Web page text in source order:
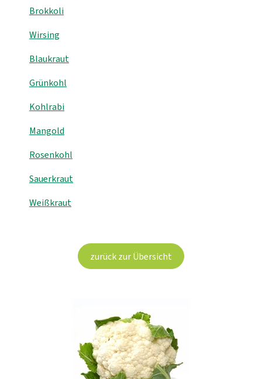
Kühltheke
GrüneWelt Bäckerei
Brokkoli
Wirsing
Blaukraut
Grünkohl
Kohlrabi
Mangold
Rosenkohl
Sauerkraut
Weißkraut
zurück zur Übersicht